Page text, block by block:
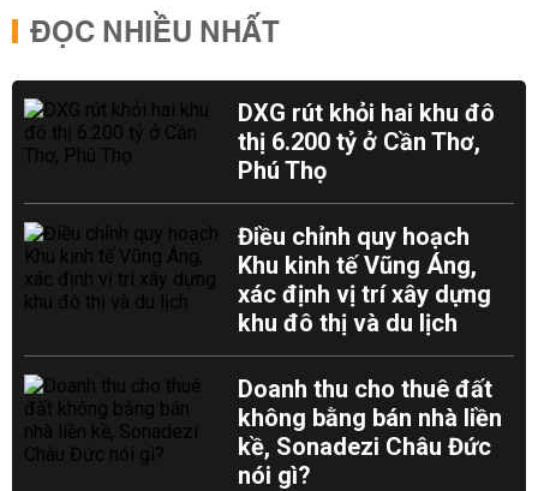
ĐỌC NHIỀU NHẤT
DXG rút khỏi hai khu đô
thị 6.200 tỷ ở Cần Thơ,
Phú Thọ
Điều chỉnh quy hoạch
Khu kinh tế Vũng Áng,
xác định vị trí xây dựng
khu đô thị và du lịch
Doanh thu cho thuê đất
không bằng bán nhà liền
kề, Sonadezi Châu Đức
nói gì?